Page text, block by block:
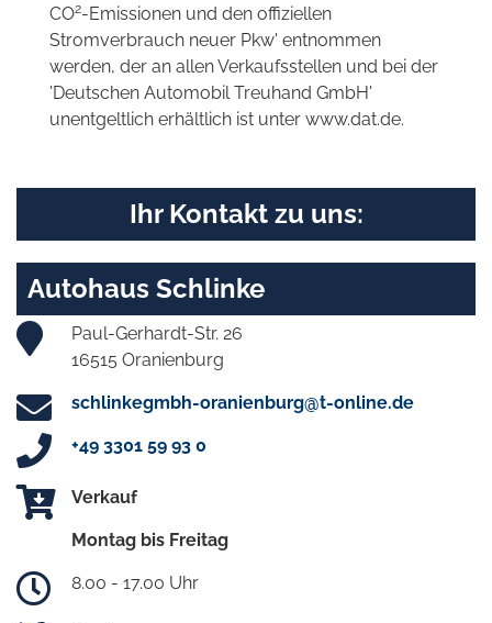
CO2-Emissionen und den offiziellen
Stromverbrauch neuer Pkw' entnommen
werden, der an allen Verkaufsstellen und bei der
'Deutschen Automobil Treuhand GmbH'
unentgeltlich erhältlich ist unter www.dat.de.
Ihr Kontakt zu uns:
Autohaus Schlinke
Paul-Gerhardt-Str. 26
16515 Oranienburg
schlinkegmbh-oranienburg@t-online.de
+49 3301 59 93 0
Verkauf
Montag bis Freitag
8.00 - 17.00 Uhr